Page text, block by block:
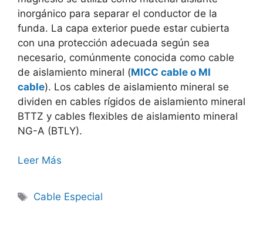
inorgánico para separar el conductor de la
funda. La capa exterior puede estar cubierta
con una protección adecuada según sea
necesario, comúnmente conocida como cable
de aislamiento mineral (MICC cable o MI
cable). Los cables de aislamiento mineral se
dividen en cables rígidos de aislamiento mineral
BTTZ y cables flexibles de aislamiento mineral
NG-A (BTLY).
Leer Más
Cable Especial